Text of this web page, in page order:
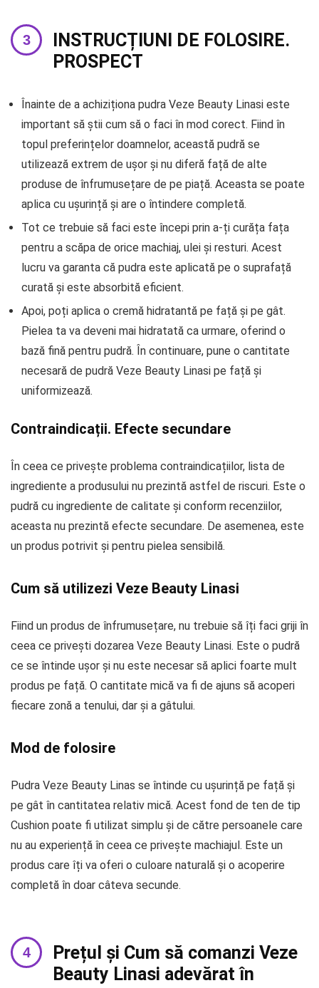
INSTRUCȚIUNI DE FOLOSIRE.
PROSPECT
Înainte de a achiziționa pudra Veze Beauty Linasi este
important să știi cum să o faci în mod corect. Fiind în
topul preferințelor doamnelor, această pudră se
utilizează extrem de ușor și nu diferă față de alte
produse de înfrumusețare de pe piață. Aceasta se poate
aplica cu ușurință și are o întindere completă.
Tot ce trebuie să faci este începi prin a-ți curăța fața
pentru a scăpa de orice machiaj, ulei și resturi. Acest
lucru va garanta că pudra este aplicată pe o suprafață
curată și este absorbită eficient.
Apoi, poți aplica o cremă hidratantă pe față și pe gât.
Pielea ta va deveni mai hidratată ca urmare, oferind o
bază fină pentru pudră. În continuare, pune o cantitate
necesară de pudră Veze Beauty Linasi pe față și
uniformizează.
Contraindicații. Efecte secundare
În ceea ce privește problema contraindicațiilor, lista de
ingrediente a produsului nu prezintă astfel de riscuri. Este o
pudră cu ingrediente de calitate și conform recenziilor,
aceasta nu prezintă efecte secundare. De asemenea, este
un produs potrivit și pentru pielea sensibilă.
Cum să utilizezi Veze Beauty Linasi
Fiind un produs de înfrumusețare, nu trebuie să îți faci griji în
ceea ce privești dozarea Veze Beauty Linasi. Este o pudră
ce se întinde ușor și nu este necesar să aplici foarte mult
produs pe față. O cantitate mică va fi de ajuns să acoperi
fiecare zonă a tenului, dar și a gâtului.
Mod de folosire
Pudra Veze Beauty Linas se întinde cu ușurință pe față și
pe gât în cantitatea relativ mică. Acest fond de ten de tip
Cushion poate fi utilizat simplu și de către persoanele care
nu au experiență în ceea ce privește machiajul. Este un
produs care îți va oferi o culoare naturală și o acoperire
completă în doar câteva secunde.
Prețul și Cum să comanzi Veze
Beauty Linasi adevărat în